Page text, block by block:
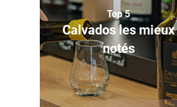
Top 5
Calvados les mieux
notés